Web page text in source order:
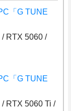
「G TUNE
RTX 5060 /
「G TUNE
RTX 5060 Ti /